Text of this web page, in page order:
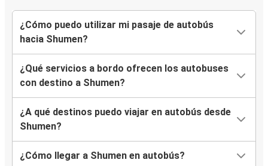
¿Cómo puedo utilizar mi pasaje de autobús
hacia Shumen?
¿Qué servicios a bordo ofrecen los autobuses
con destino a Shumen?
¿A qué destinos puedo viajar en autobús desde
Shumen?
¿Cómo llegar a Shumen en autobús?